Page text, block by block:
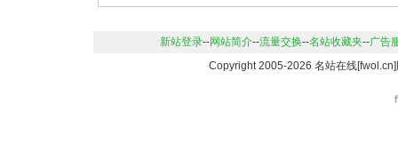
新站登录--网站简介--流量交换--名站收藏夹--广告
Copyright 2005-2026 名站在线